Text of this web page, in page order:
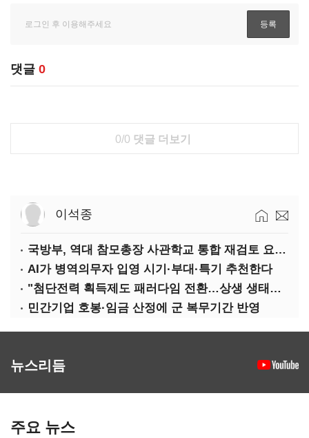
댓글 0
0/0 댓글 더보기
이석종
국방부, 역대 참모총장 사관학교 통합 재검토 요구에 "다양한 의견 수렴해 합리적 시스템 만들 것"
AI가 병역의무자 입영 시기·부대·특기 추천한다
"첨단전력 획득제도 패러다임 전환…상생 생태계 조성해 대체불가 K-방산 도약"
민간기업 호봉·임금 산정에 군 복무기간 반영
뉴스리듬
주요 뉴스